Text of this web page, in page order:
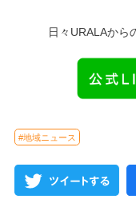
日々URALAから
#地域ニュース